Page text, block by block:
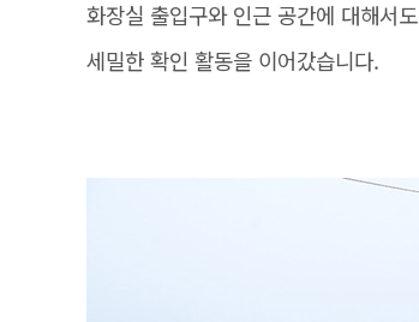
화장실 출입구와 인근 공간에 대해서도
세밀한 확인 활동을 이어갔습니다.